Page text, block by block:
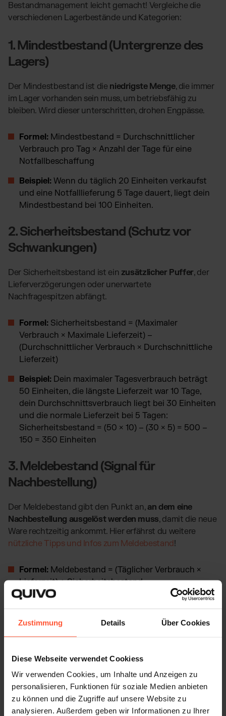
Zustimmung Details Über Cookies
Diese Webseite verwendet Cookiess
Wir verwenden Cookies, um Inhalte und Anzeigen zu
personalisieren, Funktionen für soziale Medien anbieten
zu können und die Zugriffe auf unsere Website zu
analysieren. Außerdem geben wir Informationen zu Ihrer
Bestandmanagement leicht gemacht! Vergleiche die
verschiedenen Lagerbestände und Kategorien:
1. Mindestbestand (Untergrenze des
Lagers)
Der Mindestbestand ist die niedrigste Menge, die immer
im Lager vorhanden sein muss, um betriebsfähig zu
bleiben. Wird dieser unterschritten, drohen Engpässe.
Formel: Mindestbestand = Durchschnittlicher
Verbrauch pro Tag × Anzahl der Tage für eine
Notfallbeschaffung
Beispiel: Wenn du täglich 20 Einheiten verkaufst
und eine Notfalllieferung 5 Tage dauert, liegt dein
Mindestbestand bei 100 Einheiten.
2. Sicherheitsbestand (Schutz vor
Schwankungen)
Der Sicherheitsbestand ist ein zusätzlicher Puffer, der
Lieferverzögerungen oder unerwartete
Nachfragespitzen abfängt.
Formel: Sicherheitsbestand = (Maximaler
Verbrauch × Maximale Lieferzeit) –
(Durchschnittlicher Verbrauch × Durchschnittliche
Lieferzeit)
Beispiel: Dein maximaler Tagesverbrauch beträgt
50 Einheiten, die längste Lieferzeit war 10 Tage,
dein Durchschnittsverbrauch liegt bei 30 Einheiten
und die normale Lieferzeit bei 5 Tagen:
Sicherheitsbestand = (50 × 10) – (30 × 5) = 500 –
150 = 350 Einheiten
3. Meldebestand (Signal für
Nachbestellung)
Der Meldebestand gibt den Punkt an, an dem eine
Nachbestellung ausgelöst werden muss, damit die neue
Ware rechtzeitig ankommt. Hier erfährst du weitere
nützliche Tipps und Infos zum Meldebestand!
Formel: Meldebestand = (Täglicher Verbrauch ×
Lieferzeit) + Sicherheitsbestand
Beispiel
: Du verbrauchst täglich 40 Einheiten, die
liegt bei 100 Einheiten:
Meldebestand = (40 × 6) + 100 = 240 + 100 = 340
Einheiten fällt, musst du also nachbestellen.
4. Eiserner Bestand (Notreserve, nur
für Notfälle)